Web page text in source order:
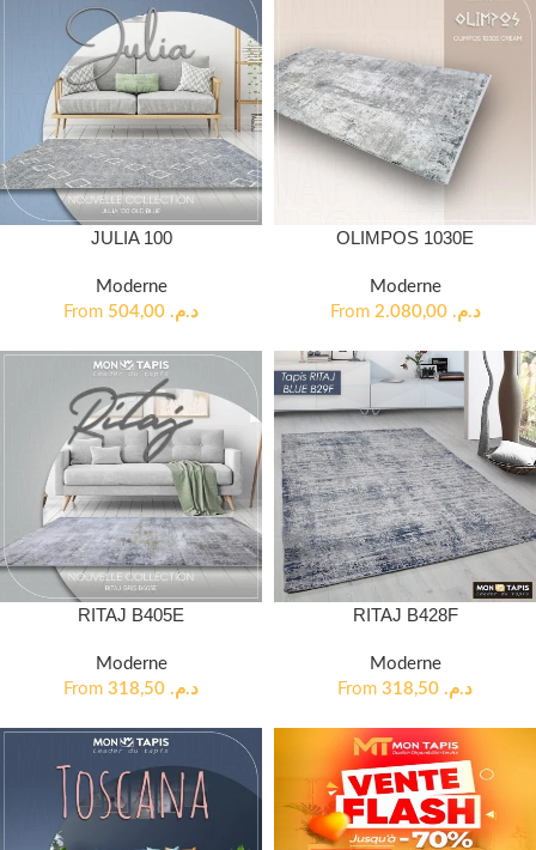
JULIA 100
Moderne
From
د.م.
OLIMPOS 1030E
Moderne
From
د.م. 2.080,00
RITAJ B405E
Moderne
From
د.م.
RITAJ B428F
Moderne
From
د.م.